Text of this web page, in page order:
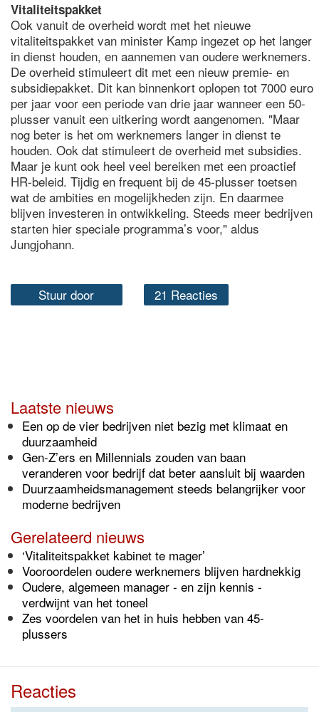
Vitaliteitspakket
Ook vanuit de overheid wordt met het nieuwe
vitaliteitspakket van minister Kamp ingezet op het langer
in dienst houden, en aannemen van oudere werknemers.
De overheid stimuleert dit met een nieuw premie- en
subsidiepakket. Dit kan binnenkort oplopen tot 7000 euro
per jaar voor een periode van drie jaar wanneer een 50-
plusser vanuit een uitkering wordt aangenomen. "Maar
nog beter is het om werknemers langer in dienst te
houden. Ook dat stimuleert de overheid met subsidies.
Maar je kunt ook heel veel bereiken met een proactief
HR-beleid. Tijdig en frequent bij de 45-plusser toetsen
wat de ambities en mogelijkheden zijn. En daarmee
blijven investeren in ontwikkeling. Steeds meer bedrijven
starten hier speciale programma’s voor," aldus
Jungjohann.
Stuur door 21 Reacties
Laatste nieuws
Een op de vier bedrijven niet bezig met klimaat en
duurzaamheid
Gen-Z’ers en Millennials zouden van baan
veranderen voor bedrijf dat beter aansluit bij waarden
Duurzaamheidsmanagement steeds belangrijker voor
moderne bedrijven
Gerelateerd nieuws
‘Vitaliteitspakket kabinet te mager’
Vooroordelen oudere werknemers blijven hardnekkig
Oudere, algemeen manager - en zijn kennis -
verdwijnt van het toneel
Zes voordelen van het in huis hebben van 45-
plussers
Reacties